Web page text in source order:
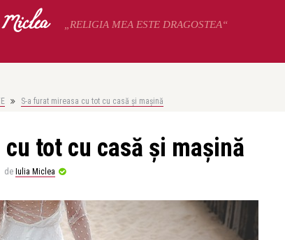
„RELIGIA MEA ESTE DRAGOSTEA“
S-a furat mireasa cu tot cu casă și mașină
tot cu casă și mașină
de Iulia Miclea